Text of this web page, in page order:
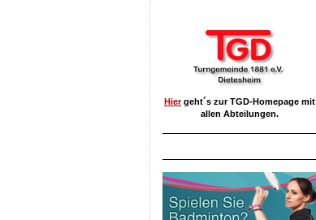
Hier geht´s zur TGD-Homepage mit
allen Abteilungen.